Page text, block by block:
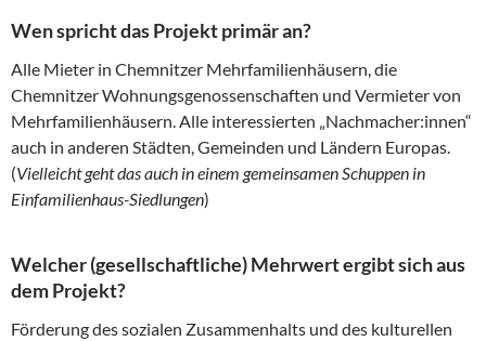
Wen spricht das Projekt primär an?
Alle Mieter in Chemnitzer Mehrfamilienhäusern, die
Chemnitzer Wohnungsgenossenschaften und Vermieter von
Mehrfamilienhäusern. Alle interessierten „Nachmacher:innen“
auch in anderen Städten, Gemeinden und Ländern Europas.
(Vielleicht geht das auch in einem gemeinsamen Schuppen in
Einfamilienhaus-Siedlungen)
Welcher (gesellschaftliche) Mehrwert ergibt sich aus
dem Projekt?
Förderung des sozialen Zusammenhalts und des kulturellen